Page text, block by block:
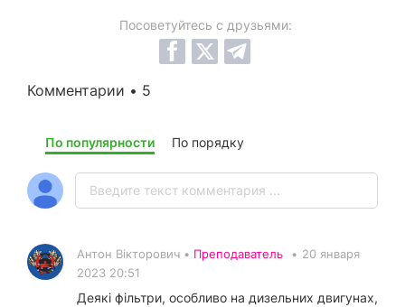
Посоветуйтесь с друзьями:
Комментарии • 5
По популярности По порядку
Антон Вікторович • Преподаватель • 20 января
2023 20:51
Деякі фільтри, особливо на дизельних двигунах,